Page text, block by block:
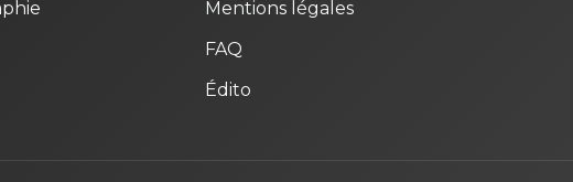
Mentions légales
FAQ
Édito